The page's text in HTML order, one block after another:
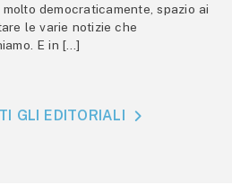
democraticamente, spazio ai
le varie notizie che
E in […]
GLI EDITORIALI